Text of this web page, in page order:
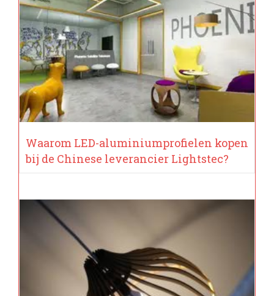
Waarom LED-aluminiumprofielen kopen
bij de Chinese leverancier Lightstec?